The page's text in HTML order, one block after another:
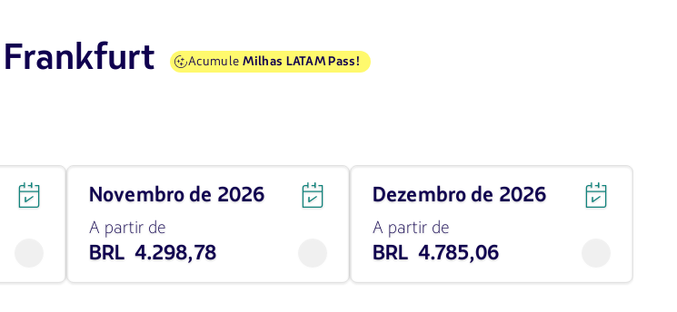
Frankfurt AcumuleMilhas LATAM Pass!
Viaja
em
novembro
de
2026
4298.78
novembro de 2026
A partir de
BRL 4.298,78
Viaja
em
dezembro
de
2026
4785.06
dezembro de 2026
A partir de
BRL 4.785,06